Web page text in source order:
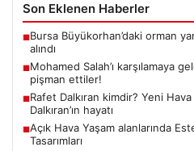
Son Eklenen Haberler
■Bursa Büyükorhan’daki orman
alındı
■Mohamed Salah’ı karşılamaya
pişman ettiler!
■Rafet Dalkıran kimdir? Yeni
Dalkıran’ın hayatı
■Açık Hava Yaşam alanlarında
Tasarımları